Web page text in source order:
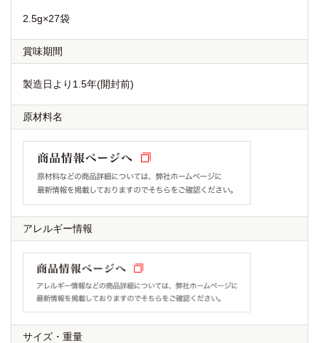
2.5g×27袋
賞味期間
製造日より1.5年(開封前)
原材料名
アレルギー情報
サイズ・重量